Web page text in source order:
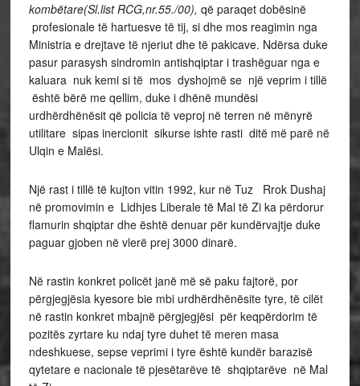
kombëtare(Sl.list RCG,nr.55./00), që paraqet dobësinë
profesionale të hartuesve të tij, si dhe mos reagimin nga
Ministria e drejtave të njeriut dhe të pakicave. Ndërsa duke
pasur parasysh sindromin antishqiptar i trashëguar nga e
kaluara nuk kemi si të mos dyshojmë se një veprim i tillë
është bërë me qellim, duke i dhënë mundësi
urdhërdhënësit që policia të veproj në terren në mënyrë
utilitare sipas inercionit sikurse ishte rasti ditë më parë në
Ulqin e Malësi.
Një rast i tillë të kujton vitin 1992, kur në Tuz Rrok Dushaj
në promovimin e Lidhjes Liberale të Mal të Zi ka përdorur
flamurin shqiptar dhe është denuar për kundërvajtje duke
paguar gjoben në vlerë prej 3000 dinarë.
Në rastin konkret policët janë më së paku fajtorë, por
përgjegjësia kyesore bie mbi urdhërdhënësite tyre, të cilët
në rastin konkret mbajnë përgjegjësi për keqpërdorim të
pozitës zyrtare ku ndaj tyre duhet të meren masa
ndeshkuese, sepse veprimi i tyre është kundër barazisë
qytetare e nacionale të pjesëtarëve të shqiptarëve në Mal